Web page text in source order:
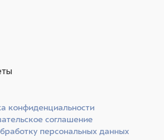
конфиденциальности
соглашение
персональных данных